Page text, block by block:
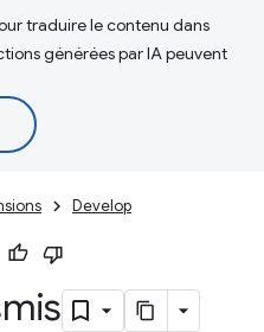
traduire le contenu dans
générées par IA peuvent
Develop